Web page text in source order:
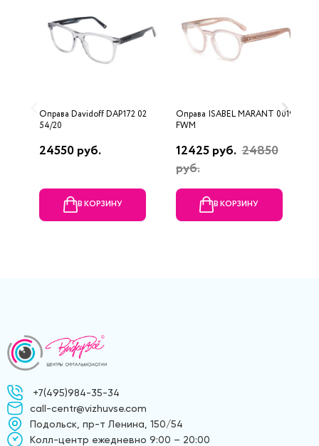
Оправа Davidoff DAP172 02
54/20
24550 руб.
В КОРЗИНУ
Оправа ISABEL MARANT 0019
FWM
12425 руб. 24850
руб.
В КОРЗИНУ
+7(495)984-35-34
call-centr@vizhuvse.com
Подольск, пр-т Ленина, 150/54
Kолл-центр ежедневно 9:00 – 20:00